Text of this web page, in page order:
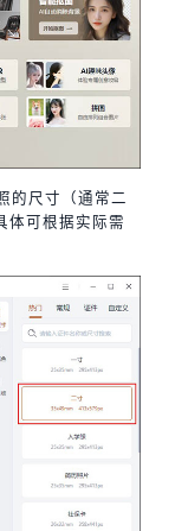
的尺寸（通常二
体可根据实际需